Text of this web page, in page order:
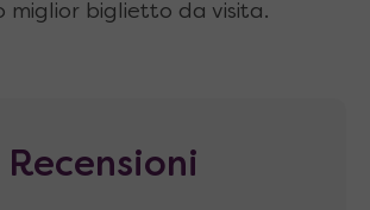
miglior biglietto da visita.
Recensioni